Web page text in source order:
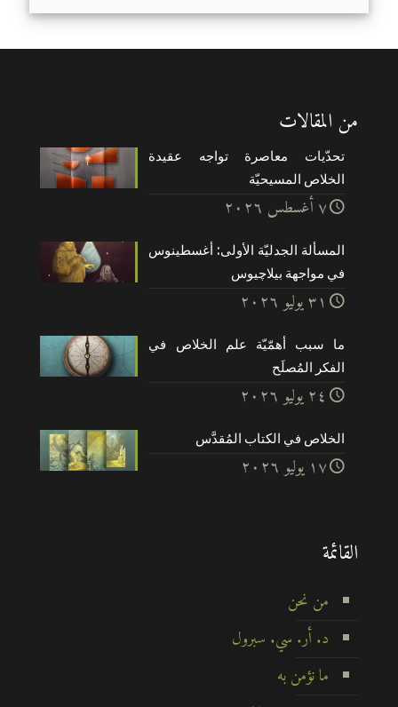
من المقالات
تحدّيات معاصرة تواجه عقيدة
الخلاص المسيحيّة
۷ أغسطس ۲۰۲٦
المسألة الجدليّة الأولى: أغسطينوس
في مواجهة بيلاچيوس
۳۱ يوليو ۲۰۲٦
ما سبب أهمّيّة علم الخلاص في
الفكر المُصلَح
۲٤ يوليو ۲۰۲٦
الخلاص في الكتاب المُقدَّس
۱۷ يوليو ۲۰۲٦
القائمة
من نحن
د. أر. سي. سبرول
ما نؤمن به